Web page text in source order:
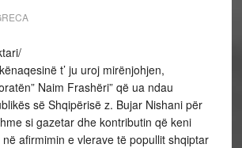
t’ ju uroj mirënjohjen,
Naim Frashëri” që ua ndau
së Shqipërisë z. Bujar Nishani për
si gazetar dhe kontributin që keni
afirmimin e vlerave të popullit shqiptar